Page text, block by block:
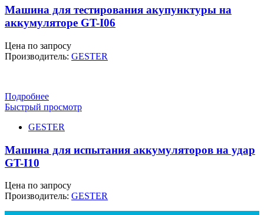
Машина для тестирования акупунктуры на
аккумуляторе GT-I06
Цена по запросу
Производитель: GESTER
Подробнее
Быстрый просмотр
GESTER
Машина для испытания аккумуляторов на удар
GT-I10
Цена по запросу
Производитель: GESTER